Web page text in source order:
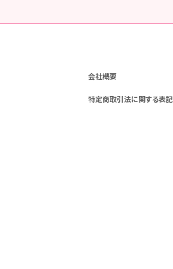
会社概要
特定商取引法に関する表記